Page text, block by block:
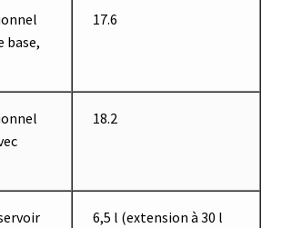
des balances
base,
17.6
18.2
6,5 l (extension à 30 l